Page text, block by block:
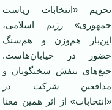
تحریم «انتخابات ریاست
جمهوری» رژیم اسلامی،
این‌بار هم‌وزن و هم‌سنگ
حضور در خیابان‌هاست.
جیغ‌های بنفش سخنگویان و
مدافعین شرکت در
«انتخابات» از اثر همین معنا